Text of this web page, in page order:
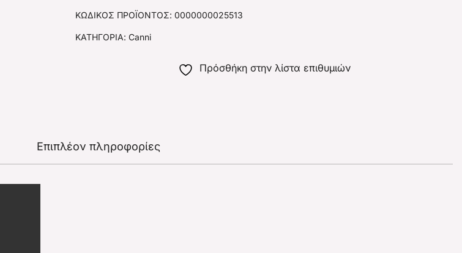
ΚΩΔΙΚΌΣ ΠΡΟΪΌΝΤΟΣ: 0000000025513
ΚΑΤΗΓΟΡΊΑ: Canni
Πρόσθήκη στην λίστα επιθυμιών
Επιπλέον πληροφορίες